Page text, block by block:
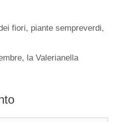
fiori, piante sempreverdi,
la Valerianella